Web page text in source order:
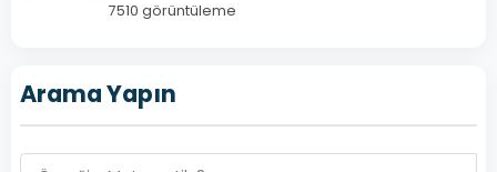
TÜRK DİLİ
7510 görüntüleme
Arama Yapın